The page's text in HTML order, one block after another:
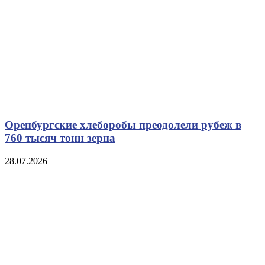
Оренбургские хлеборобы преодолели рубеж в
760 тысяч тонн зерна
28.07.2026